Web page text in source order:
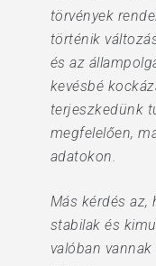
törvények
történik
és az
kevésbé
terjeszkedünk
megfelelően,
adatokon.
Más kérdés az,
stabilak és
valóban